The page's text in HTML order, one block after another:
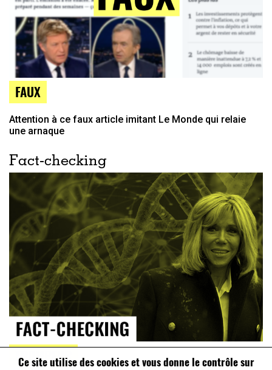
Ce site utilise des cookies et vous donne le contrôle sur
FAUX
Attention à ce faux article imitant Le Monde qui relaie
une arnaque
Fact-checking
TROMPEUR